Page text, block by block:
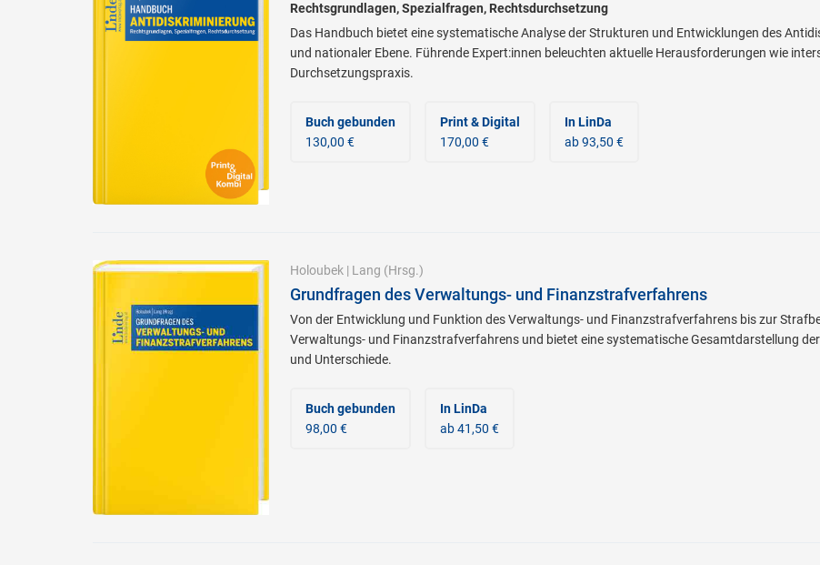
Rechtsgrundlagen, Spezialfragen, Rechtsdurchsetzung
Das Handbuch bietet eine systematische Analyse der Strukturen und Entwicklungen des
und nationaler Ebene. Führende Expert:innen beleuchten aktuelle Herausforderungen wie
Durchsetzungspraxis.
Buch gebunden
130,00 €
Print & Digital
170,00 €
In LinDa
ab 93,50 €
Holoubek| Lang (Hrsg.)
Grundfragen des Verwaltungs- und Finanzstrafverfahrens
Von der Entwicklung und Funktion des Verwaltungs- und Finanzstrafverfahrens bis zur
Verwaltungs- und Finanzstrafverfahrens und bietet eine systematische Gesamtdarstellung
und Unterschiede.
Buch gebunden
98,00 €
In LinDa
ab 41,50 €